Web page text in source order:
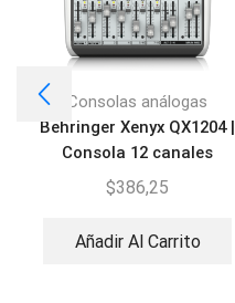
Consolas análogas
Behringer Xenyx QX1204 |
Consola 12 canales
$386,25
Añadir Al Carrito